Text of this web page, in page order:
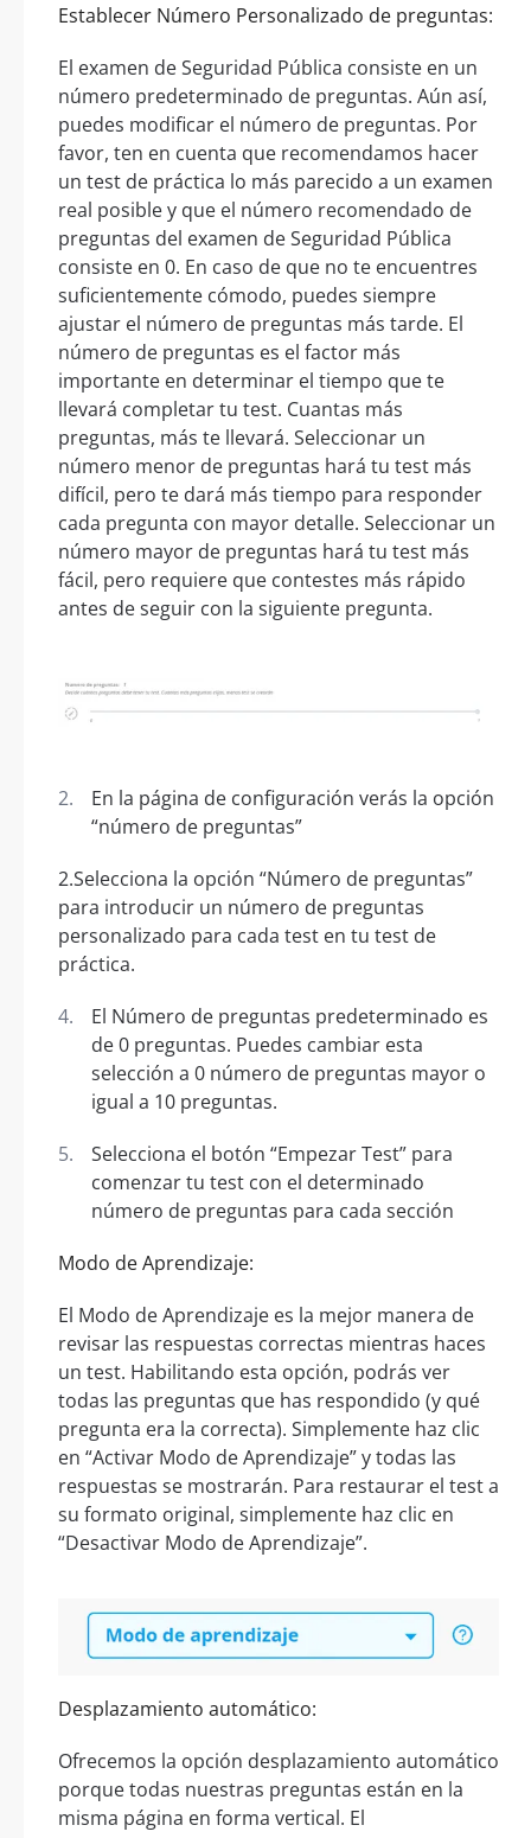
Establecer Número Personalizado de preguntas:
El examen de Seguridad Pública consiste en un
número predeterminado de preguntas. Aún así,
puedes modificar el número de preguntas. Por
favor, ten en cuenta que recomendamos hacer
un test de práctica lo más parecido a un examen
real posible y que el número recomendado de
preguntas del examen de Seguridad Pública
consiste en 0. En caso de que no te encuentres
suficientemente cómodo, puedes siempre
ajustar el número de preguntas más tarde. El
número de preguntas es el factor más
importante en determinar el tiempo que te
llevará completar tu test. Cuantas más
preguntas, más te llevará. Seleccionar un
número menor de preguntas hará tu test más
difícil, pero te dará más tiempo para responder
cada pregunta con mayor detalle. Seleccionar un
número mayor de preguntas hará tu test más
fácil, pero requiere que contestes más rápido
antes de seguir con la siguiente pregunta.
En la página de configuración verás la opción
“número de preguntas”
2.Selecciona la opción “Número de preguntas”
para introducir un número de preguntas
personalizado para cada test en tu test de
práctica.
El Número de preguntas predeterminado es
de 0 preguntas. Puedes cambiar esta
selección a 0 número de preguntas mayor o
igual a 10 preguntas.
Selecciona el botón “Empezar Test” para
comenzar tu test con el determinado
número de preguntas para cada sección
Modo de Aprendizaje:
El Modo de Aprendizaje es la mejor manera de
revisar las respuestas correctas mientras haces
un test. Habilitando esta opción, podrás ver
todas las preguntas que has respondido (y qué
pregunta era la correcta). Simplemente haz clic
en “Activar Modo de Aprendizaje” y todas las
respuestas se mostrarán. Para restaurar el test a
su formato original, simplemente haz clic en
“Desactivar Modo de Aprendizaje”.
Desplazamiento automático:
Ofrecemos la opción desplazamiento automático
porque todas nuestras preguntas están en la
misma página en forma vertical. El